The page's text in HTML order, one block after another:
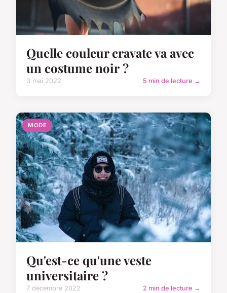
Quelle couleur cravate va avec
un costume noir ?
3 mai 2022 5 min de lecture →
MODE
Qu'est-ce qu'une veste
universitaire ?
7 décembre 2022 2 min de lecture →